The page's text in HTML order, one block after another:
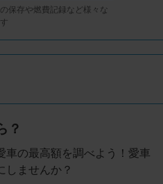
保存や燃費記録など様々な
？
車の最高額を調べよう！愛車
しませんか？